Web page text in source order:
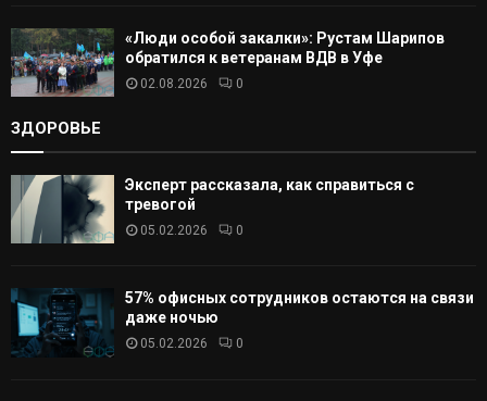
«Люди особой закалки»: Рустам Шарипов
обратился к ветеранам ВДВ в Уфе
02.08.2026 0
ЗДОРОВЬЕ
Эксперт рассказала, как справиться с
тревогой
05.02.2026 0
57% офисных сотрудников остаются на связи
даже ночью
05.02.2026 0